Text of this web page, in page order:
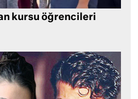
kursu öğrencileri